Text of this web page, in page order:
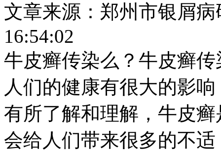
文章来源：郑州市银屑
16:54:02
牛皮癣传染么？牛皮癣
人们的健康有很大的影
有所了解和理解，牛皮
会给人们带来很多的不